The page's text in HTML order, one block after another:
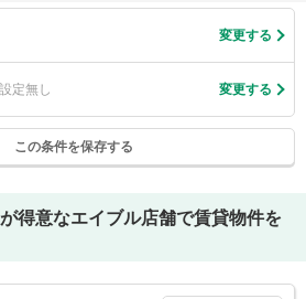
変更する
定無し 変更する
この条件を保存する
得意なエイブル店舗で賃貸物件を